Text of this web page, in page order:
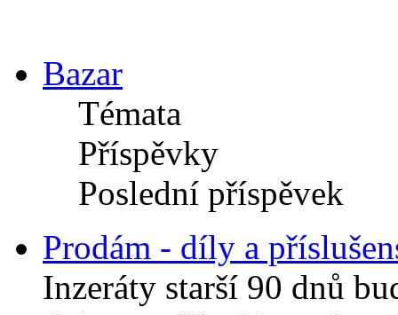
Bazar
Témata
Příspěvky
Poslední příspěvek
Prodám - díly a
Inzeráty starší 90 dnů